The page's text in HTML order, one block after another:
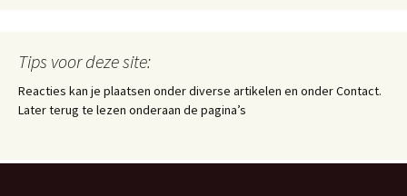
Tips voor deze site:
Reacties kan je plaatsen onder diverse artikelen en onder Contact.
Later terug te lezen onderaan de pagina’s